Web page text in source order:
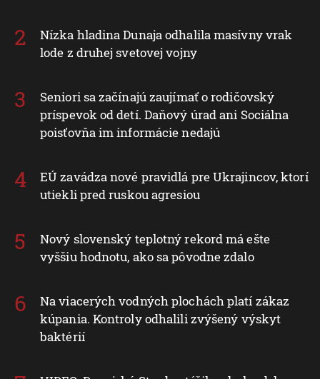
Nízka hladina Dunaja odhalila masívny vrak
lode z druhej svetovej vojny
Seniori sa začínajú zaujímať o rodičovský
príspevok od detí. Daňový úrad ani Sociálna
poisťovňa im informácie nedajú
EÚ zavádza nové pravidlá pre Ukrajincov, ktorí
utiekli pred ruskou agresiou
Nový slovenský teplotný rekord má ešte
vyššiu hodnotu, ako sa pôvodne zdalo
Na viacerých vodných plochách platí zákaz
kúpania. Kontroly odhalili zvýšený výskyt
baktérií